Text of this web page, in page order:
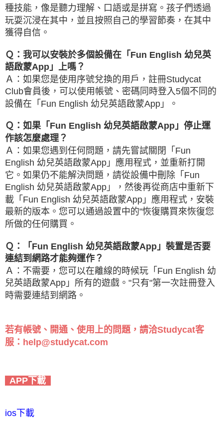
種技能，像是聽力理解、口語或是拼寫。孩子們透過
玩耍沉浸在其中，並且按照自己的學習節奏，在其中
獲得自信。
Ｑ：我可以安裝於多個設備在「Fun English 幼兒英
語啟蒙App」上嗎？
Ａ：如果您是使用序號兌換的用戶，註冊Studycat
Club會員後，可以使用帳號、密碼同時登入5個不同的
設備在「Fun English 幼兒英語啟蒙App」。
Ｑ：如果「Fun English 幼兒英語啟蒙App」停止運
作該怎麼處理？
Ａ：如果您遇到任何問題，請先嘗試關閉「Fun
English 幼兒英語啟蒙App」應用程式，並重新打開
它。如果仍不能解決問題，請從設備中刪除「Fun
English 幼兒英語啟蒙App」，然後再從商店中重新下
載「Fun English 幼兒英語啟蒙App」應用程式，安裝
最新的版本。您可以通過設置中的"恢復購買來恢復您
所做的任何購買。
Ｑ：「Fun English 幼兒英語啟蒙App」裝置是否要
連結到網路才能夠運作？
Ａ：不需要，您可以在離線的時候玩「Fun English 幼
兒英語啟蒙App」所有的遊戲。"只有"第一次註冊登入
時需要連結到網路。
若有帳號、開通、使用上的問題，請洽Studycat客
服：help@studycat.com
APP下載
ios下載